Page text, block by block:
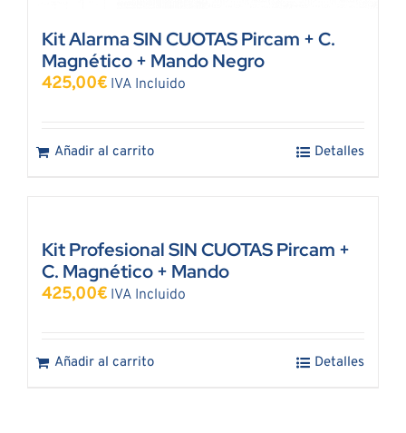
Kit Alarma SIN CUOTAS Pircam + C.
Magnético + Mando Negro
425,00€ IVA Incluido
Añadir al carrito Detalles
Kit Profesional SIN CUOTAS Pircam +
C. Magnético + Mando
425,00€ IVA Incluido
Añadir al carrito Detalles